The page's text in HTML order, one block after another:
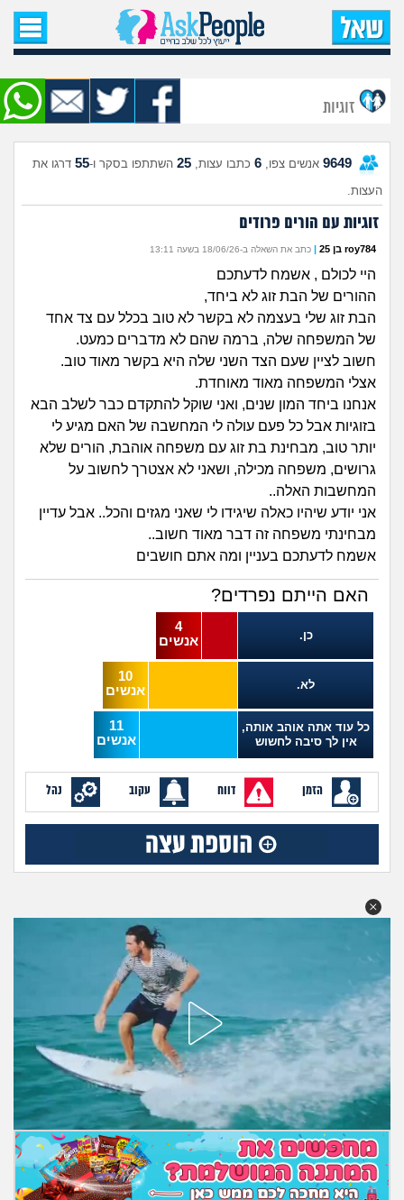
עמוד הבית
שאל שאלה
שאלות חדשות
שאלות שעוררו עניין
מתחם הטיפים
מדורים
זוגיות
היריון ולידה
מתבגרים
עבודה וקריירה
חברים ואנשים
בית, שכנים ושותפים
מה שעובר עליי
שומרים על הגוף
בין הסדינים
חיות מחמד
יוקר המחיה
גאווה
חיפוש שאלות
הרשמה | התחברות
זוגיות
9649 אנשים צפו, 6 כתבו עצות, 25 השתתפו בסקר ו-55 דרגו את
העצות.
זוגיות עם הורים פרודים
roy784 בן 25 | כתב את השאלה ב-18/06/26 בשעה 13:11
היי לכולם , אשמח לדעתכם
ההורים של הבת זוג לא ביחד,
הבת זוג שלי בעצמה לא בקשר לא טוב בכלל עם צד אחד
של המשפחה שלה, ברמה שהם לא מדברים כמעט.
חשוב לציין שעם הצד השני שלה היא בקשר מאוד טוב.
אצלי המשפחה מאוד מאוחדת.
אנחנו ביחד המון שנים, ואני שוקל להתקדם כבר לשלב הבא
בזוגיות אבל כל פעם עולה לי המחשבה של האם מגיע לי
יותר טוב, מבחינת בת זוג עם משפחה אוהבת, הורים שלא
גרושים, משפחה מכילה, ושאני לא אצטרך לחשוב על
המחשבות האלה..
אני יודע שיהיו כאלה שיגידו לי שאני מגזים והכל.. אבל עדיין
מבחינתי משפחה זה דבר מאוד חשוב..
אשמח לדעתכם בעניין ומה אתם חושבים
האם הייתם נפרדים?
כן.
4
אנשים
לא.
10
אנשים
כל עוד אתה אוהב אותה,
אין לך סיבה לחשוש
11
אנשים
הזמן דווח עקוב נהל